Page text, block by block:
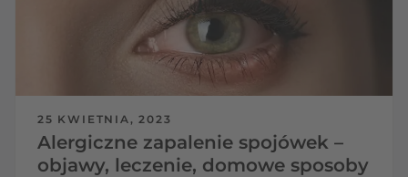
25 KWIETNIA, 2023
Alergiczne zapalenie spojówek –
objawy, leczenie, domowe sposoby